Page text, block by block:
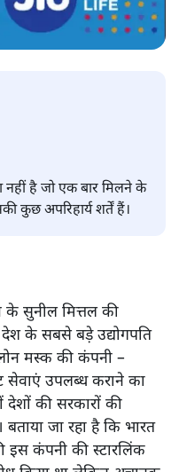
नहीं है जो एक बार मिलने के
कुछ अपरिहार्य शर्तें हैं।
के सुनील मित्तल की
के सबसे बड़े उद्योगपति
मस्क की कंपनी –
उपलब्ध कराने का
देशों की सरकारों की
जा रहा है कि भारत
इस कंपनी की स्टारलिंक